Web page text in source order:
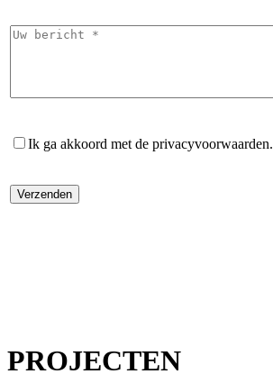
Ik ga akkoord met de privacyvoorwaarden.
PROJECTEN